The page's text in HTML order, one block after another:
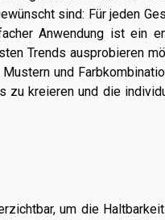
sind: Für jeden
Anwendung ist ein
Trends ausprobieren
und
kreieren und die
um die